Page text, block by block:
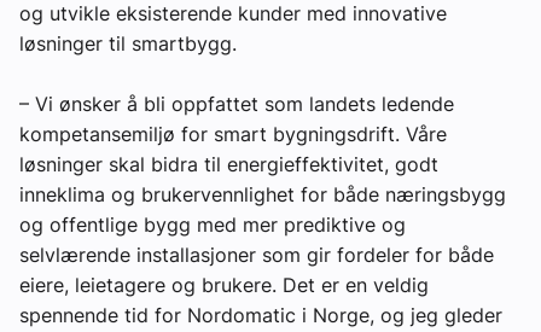
og utvikle eksisterende kunder med innovative
løsninger til smartbygg.
– Vi ønsker å bli oppfattet som landets ledende
kompetansemiljø for smart bygningsdrift. Våre
løsninger skal bidra til energieffektivitet, godt
inneklima og brukervennlighet for både næringsbygg
og offentlige bygg med mer prediktive og
selvlærende installasjoner som gir fordeler for både
eiere, leietagere og brukere. Det er en veldig
spennende tid for Nordomatic i Norge, og jeg gleder